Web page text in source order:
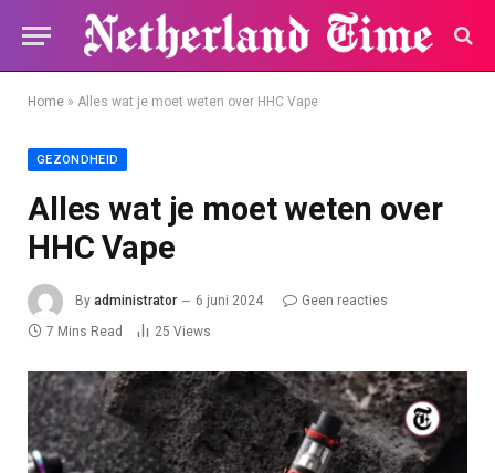
Home » Alles wat je moet weten over HHC Vape
GEZONDHEID
Alles wat je moet weten over
HHC Vape
By administrator 6 juni 2024
Geen reacties
7 Mins Read
25 Views